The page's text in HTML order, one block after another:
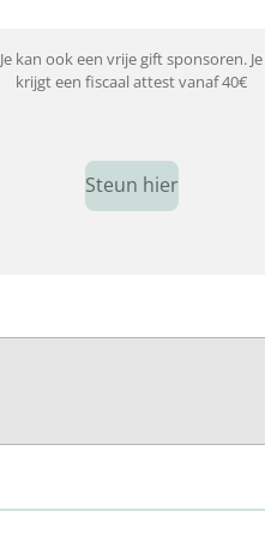
Je kan ook een vrije gift sponsoren. Je
krijgt een fiscaal attest vanaf 40€
Steun hier